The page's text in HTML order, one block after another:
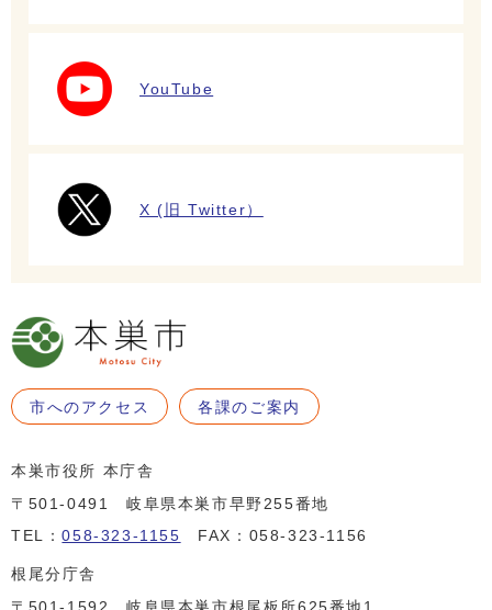
YouTube
X (旧 Twitter）
市へのアクセス 各課のご案内
本巣市役所 本庁舎
〒501-0491 岐阜県本巣市早野255番地
TEL：058-323-1155 FAX：058-323-1156
根尾分庁舎